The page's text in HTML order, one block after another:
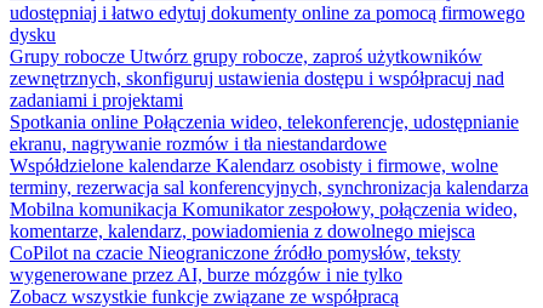
udostępniaj i łatwo edytuj dokumenty online za pomocą firmowego
dysku
Grupy robocze Utwórz grupy robocze, zaproś użytkowników
zewnętrznych, skonfiguruj ustawienia dostępu i współpracuj nad
zadaniami i projektami
Spotkania online Połączenia wideo, telekonferencje, udostępnianie
ekranu, nagrywanie rozmów i tła niestandardowe
Współdzielone kalendarze Kalendarz osobisty i firmowe, wolne
terminy, rezerwacja sal konferencyjnych, synchronizacja kalendarza
Mobilna komunikacja Komunikator zespołowy, połączenia wideo,
komentarze, kalendarz, powiadomienia z dowolnego miejsca
CoPilot na czacie Nieograniczone źródło pomysłów, teksty
wygenerowane przez AI, burze mózgów i nie tylko
Zobacz wszystkie funkcje związane ze współpracą